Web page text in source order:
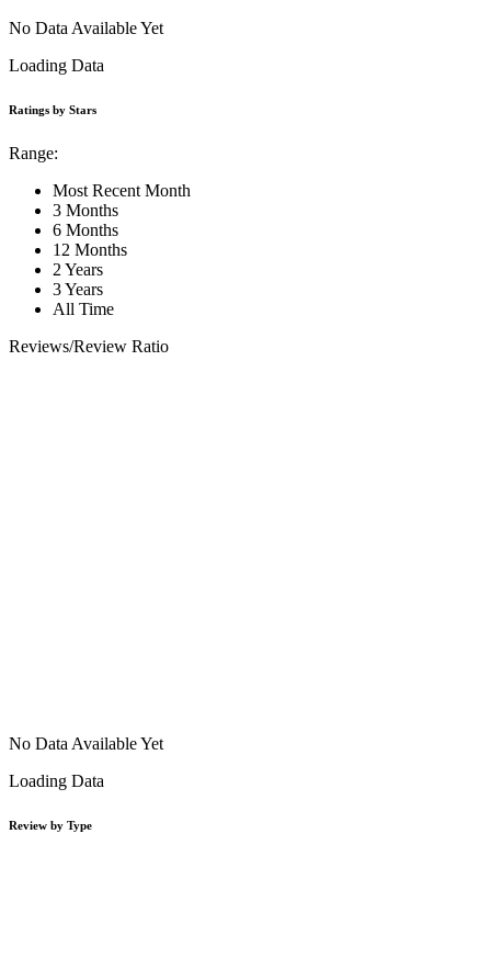
No Data Available Yet
Loading Data
Ratings by Stars
Range:
Most Recent Month
3 Months
6 Months
12 Months
2 Years
3 Years
All Time
Reviews/Review Ratio
No Data Available Yet
Loading Data
Review by Type